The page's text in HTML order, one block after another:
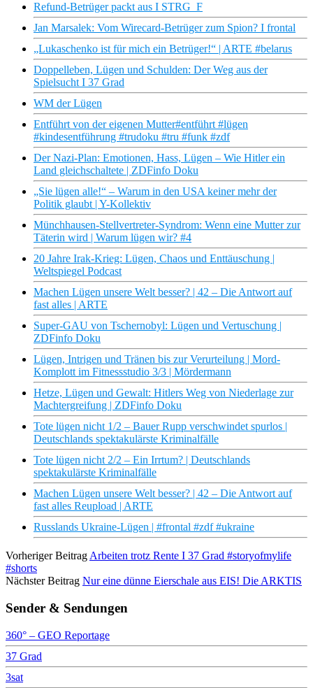
Refund-Betrüger packt aus I STRG_F
Jan Marsalek: Vom Wirecard-Betrüger zum Spion? I frontal
„Lukaschenko ist für mich ein Betrüger!“ | ARTE #belarus
Doppelleben, Lügen und Schulden: Der Weg aus der
Spielsucht I 37 Grad
WM der Lügen
Entführt von der eigenen Mutter#entführt #lügen
#kindesentführung #trudoku #tru #funk #zdf
Der Nazi-Plan: Emotionen, Hass, Lügen – Wie Hitler ein
Land gleichschaltete | ZDFinfo Doku
„Sie lügen alle!“ – Warum in den USA keiner mehr der
Politik glaubt | Y-Kollektiv
Münchhausen-Stellvertreter-Syndrom: Wenn eine Mutter zur
Täterin wird | Warum lügen wir? #4
20 Jahre Irak-Krieg: Lügen, Chaos und Enttäuschung |
Weltspiegel Podcast
Machen Lügen unsere Welt besser? | 42 – Die Antwort auf
fast alles | ARTE
Super-GAU von Tschernobyl: Lügen und Vertuschung |
ZDFinfo Doku
Lügen, Intrigen und Tränen bis zur Verurteilung | Mord-
Komplott im Fitnessstudio 3/3 | Mördermann
Hetze, Lügen und Gewalt: Hitlers Weg von Niederlage zur
Machtergreifung | ZDFinfo Doku
Tote lügen nicht 1/2 – Bauer Rupp verschwindet spurlos |
Deutschlands spektakulärste Kriminalfälle
Tote lügen nicht 2/2 – Ein Irrtum? | Deutschlands
spektakulärste Kriminalfälle
Machen Lügen unsere Welt besser? | 42 – Die Antwort auf
fast alles Reupload | ARTE
Russlands Ukraine-Lügen | #frontal #zdf #ukraine
Vorheriger Beitrag Arbeiten trotz Rente I 37 Grad #storyofmylife
#shorts
Nächster Beitrag Nur eine dünne Eierschale aus EIS! Die ARKTIS
Sender & Sendungen
360° – GEO Reportage
37 Grad
3sat